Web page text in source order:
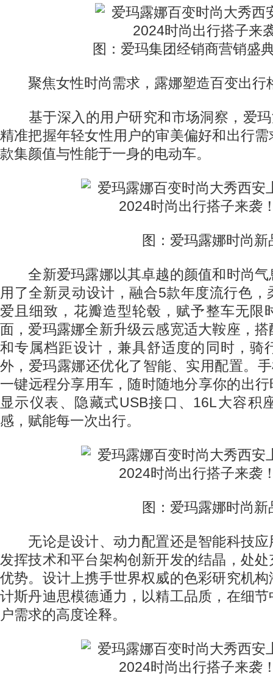
图：爱玛集团经销商营销盛
聚焦女性时尚需求，露娜塑造百变出行
基于深入的用户研究和市场洞察，爱玛
精准把握年轻女性用户的审美偏好和出行
款集颜值与性能于一身的电动车。
图：爱玛露娜时尚新
全新爱玛露娜以其卓越的颜值和时尚气
用了全新灵动设计，融合5款年度流行色，
爱且细致，花瓣造型轮毂，赋予整车无限
面，爱玛露娜全新升级云感宽适大鞍座，
和专属档距设计，兼具舒适度的同时，骑
外，爱玛露娜还优化了智能、实用配置。
一键远程分享用车，随时随地分享你的出
显示仪表、隐藏式USB接口、16L大容积
感，赋能每一次出行。
图：爱玛露娜时尚新
无论是设计、动力配置还是智能科技应
发挥技术和平台架构创新开发的结晶，处
优势。设计上携手世界权威的色彩研究机
计斯丹迪思模德通力，以精工品质，在细
户需求的高度诠释。